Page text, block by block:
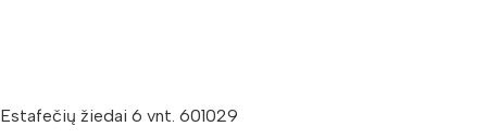
Estafečių žiedai 6 vnt. 601029